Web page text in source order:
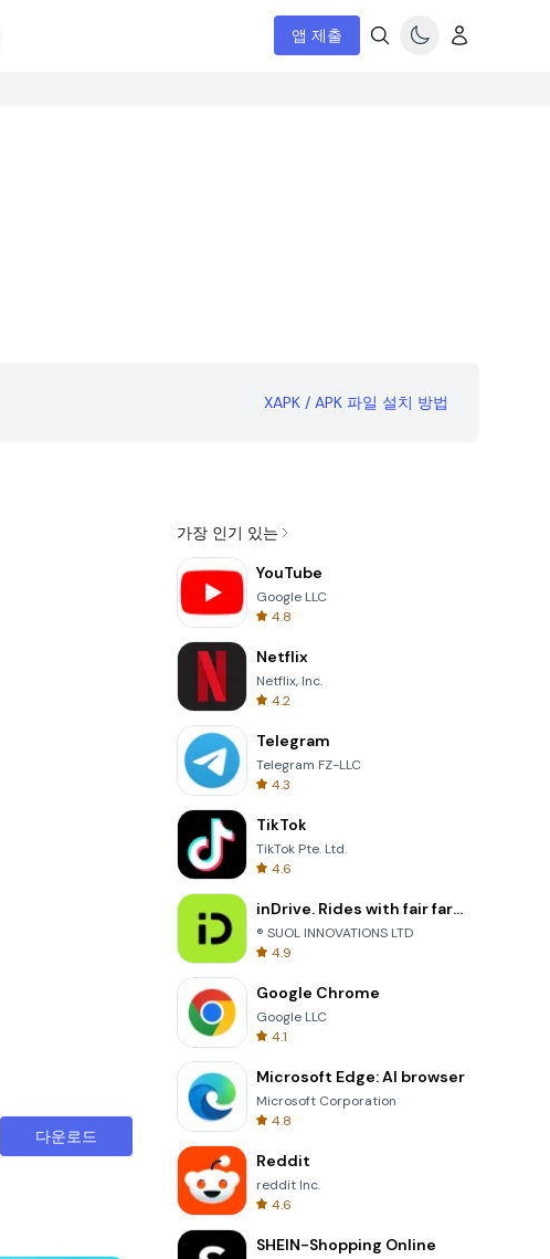
앱 제출
XAPK / APK 파일 설치 방법
다운로드
가장 인기 있는
YouTube
Google LLC
4.8
Netflix
Netflix, Inc.
4.2
Telegram
Telegram FZ-LLC
4.3
TikTok
TikTok Pte. Ltd.
4.6
inDrive. Rides with fair fares
® SUOL INNOVATIONS LTD
4.9
Google Chrome
Google LLC
4.1
Microsoft Edge: AI browser
Microsoft Corporation
4.8
Reddit
reddit Inc.
4.6
SHEIN-Shopping Online